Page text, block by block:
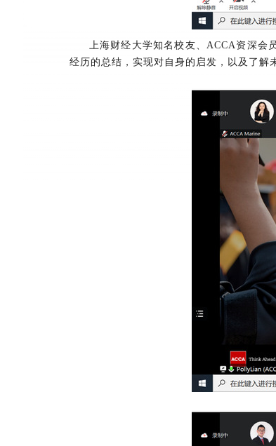
上海财经大学知名校友、ACCA资深
经历的总结，实现对自身的启发，以及了解